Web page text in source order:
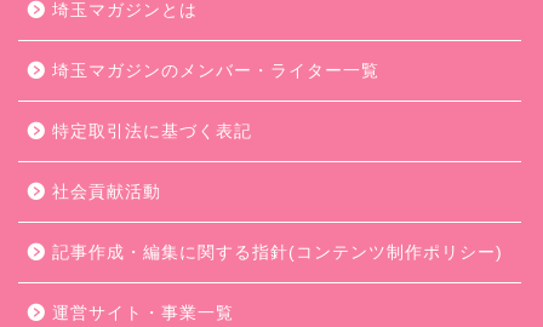
埼玉マガジンとは
埼玉マガジンのメンバー・ライター一覧
特定取引法に基づく表記
社会貢献活動
記事作成・編集に関する指針(コンテンツ制作ポリシー)
運営サイト・事業一覧